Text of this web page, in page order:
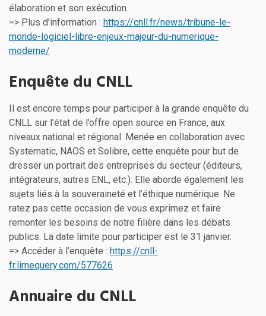
élaboration et son exécution.
=> Plus d’information : https://cnll.fr/news/tribune-le-
monde-logiciel-libre-enjeux-majeur-du-numerique-
moderne/
Enquête du CNLL
Il est encore temps pour participer à la grande enquête du
CNLL sur l’état de l’offre open source en France, aux
niveaux national et régional. Menée en collaboration avec
Systematic, NAOS et Solibre, cette enquête pour but de
dresser un portrait des entreprises du secteur (éditeurs,
intégrateurs, autres ENL, etc.). Elle aborde également les
sujets liés à la souveraineté et l’éthique numérique. Ne
ratez pas cette occasion de vous exprimez et faire
remonter les besoins de notre filière dans les débats
publics. La date limite pour participer est le 31 janvier.
=> Accéder à l’enquête : https://cnll-
fr.limequery.com/577626
Annuaire du CNLL